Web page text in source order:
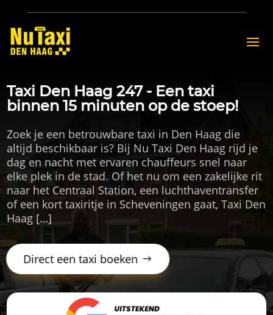
Taxi Den Haag 247 - Een taxi
binnen 15 minuten op de stoep!
Zoek je een betrouwbare taxi in Den Haag die
altijd beschikbaar is? Bij Nu Taxi Den Haag rijd je
dag en nacht met ervaren chauffeurs snel naar
elke plek in de stad. Of het nu om een zakelijke rit
naar het Centraal Station, een luchthaventransfer
of een kort taxiritje in Scheveningen gaat, Taxi Den
Haag […]
Direct een taxi boeken